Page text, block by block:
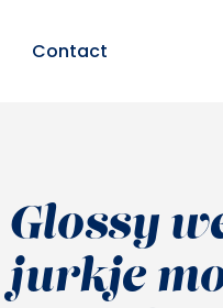
Contact
Glossy
jurkje